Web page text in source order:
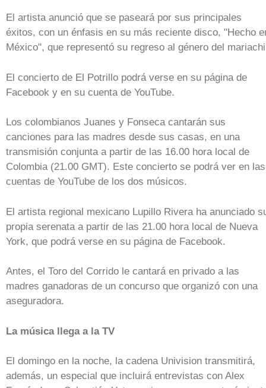
El artista anunció que se paseará por sus principales
éxitos, con un énfasis en su más reciente disco, "Hecho
México", que representó su regreso al género del
El concierto de El Potrillo podrá verse en su página de
Facebook y en su cuenta de YouTube.
Los colombianos Juanes y Fonseca cantarán sus
canciones para las madres desde sus casas, en una
transmisión conjunta a partir de las 16.00 hora local de
Colombia (21.00 GMT). Este concierto se podrá ver en las
cuentas de YouTube de los dos músicos.
El artista regional mexicano Lupillo Rivera ha anunciado
propia serenata a partir de las 21.00 hora local de Nueva
York, que podrá verse en su página de Facebook.
Antes, el Toro del Corrido le cantará en privado a las
madres ganadoras de un concurso que organizó con una
aseguradora.
La música llega a la TV
El domingo en la noche, la cadena Univision transmitirá,
además, un especial que incluirá entrevistas con Alex